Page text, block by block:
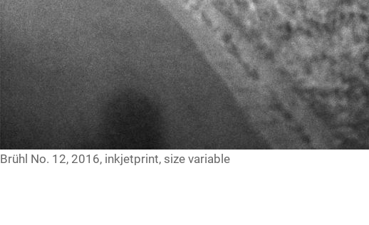
Brühl No. 12, 2016, inkjetprint, size variable